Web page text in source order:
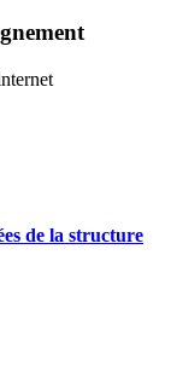
de la structure